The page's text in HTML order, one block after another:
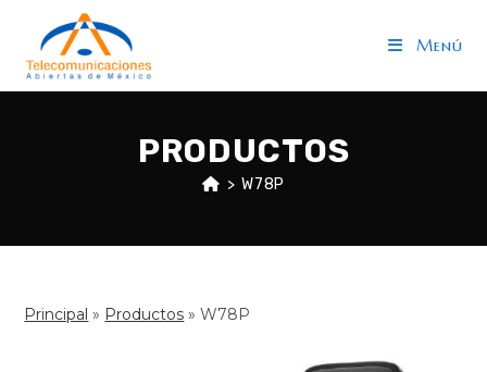
contenido
Menú
PRODUCTOS
> W78P
Principal » Productos »W78P